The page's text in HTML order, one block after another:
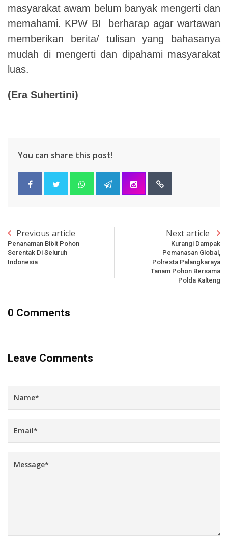
masyarakat awam belum banyak mengerti dan
memahami. KPW BI berharap agar wartawan
memberikan berita/ tulisan yang bahasanya
mudah di mengerti dan dipahami masyarakat
luas.
(Era Suhertini)
You can share this post!
Previous article
Penanaman Bibit Pohon
Serentak Di Seluruh
Indonesia
Next article
Kurangi Dampak
Pemanasan Global,
Polresta Palangkaraya
Tanam Pohon Bersama
Polda Kalteng
0 Comments
Leave Comments